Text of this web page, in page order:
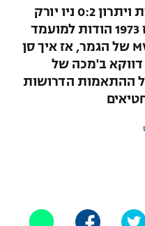
עם רצף חלומי של 13 ניצחונות ויתרון 0:2 ניו יורק
נוגעת באליפות ראשונה מאז 1973 הודות למועמד
מפתיע במיוחד לתואר ה-MVP של הגמר, אז איך סן
דווקא ב'מכה של
ההתאמות הדרושות